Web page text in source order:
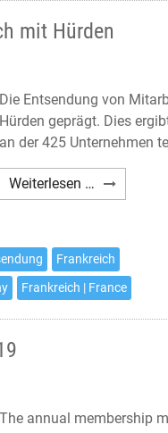
mit Hürden
Die Entsendung von
Hürden geprägt. Dies
an der 425 Unternehmen
Weiterlesen … Entsendung
nach
mit
Hürden
Frankreich
Frankreich | France
The annual membership